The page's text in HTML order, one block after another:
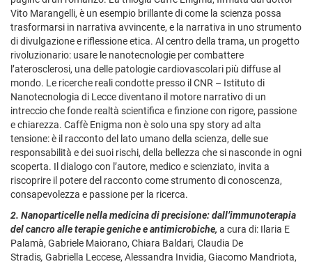
Vito Marangelli, è un esempio brillante di come la scienza possa
trasformarsi in narrativa avvincente, e la narrativa in uno strumento
di divulgazione e riflessione etica. Al centro della trama, un progetto
rivoluzionario: usare le nanotecnologie per combattere
l’aterosclerosi, una delle patologie cardiovascolari più diffuse al
mondo. Le ricerche reali condotte presso il CNR – Istituto di
Nanotecnologia di Lecce diventano il motore narrativo di un
intreccio che fonde realtà scientifica e finzione con rigore, passione
e chiarezza. Caffè Enigma non è solo una spy story ad alta
tensione: è il racconto del lato umano della scienza, delle sue
responsabilità e dei suoi rischi, della bellezza che si nasconde in ogni
scoperta. Il dialogo con l’autore, medico e scienziato, invita a
riscoprire il potere del racconto come strumento di conoscenza,
consapevolezza e passione per la ricerca.
2. Nanoparticelle nella medicina di precisione: dall’immunoterapia
del cancro alle terapie geniche e antimicrobiche, a cura di: Ilaria E
Palamà, Gabriele Maiorano, Chiara Baldari, Claudia De
Stradis, Gabriella Leccese, Alessandra Invidia, Giacomo Mandriota,